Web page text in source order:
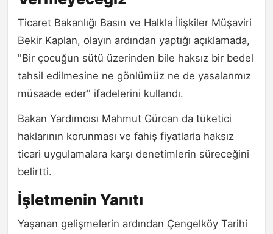
Ticaret Bakanlığı Basın ve Halkla İlişkiler Müşaviri
Bekir Kaplan, olayın ardından yaptığı açıklamada,
"Bir çocuğun sütü üzerinden bile haksız bir bedel
tahsil edilmesine ne gönlümüz ne de yasalarımız
müsaade eder" ifadelerini kullandı.
Bakan Yardımcısı Mahmut Gürcan da tüketici
haklarının korunması ve fahiş fiyatlarla haksız
ticari uygulamalara karşı denetimlerin süreceğini
belirtti.
İşletmenin Yanıtı
Yaşanan gelişmelerin ardından Çengelköy Tarihi